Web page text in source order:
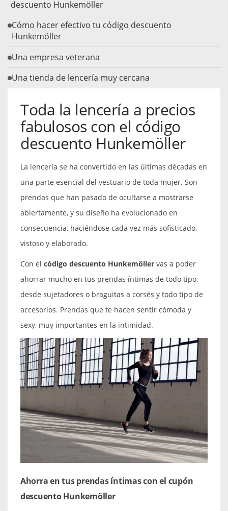
descuento Hunkemöller
Cómo hacer efectivo tu código descuento
Hunkemöller
Una empresa veterana
Una tienda de lencería muy cercana
Toda la lencería a precios
fabulosos con el código
descuento Hunkemöller
La lencería se ha convertido en las últimas décadas en
una parte esencial del vestuario de toda mujer. Son
prendas que han pasado de ocultarse a mostrarse
abiertamente, y su diseño ha evolucionado en
consecuencia, haciéndose cada vez más sofisticado,
vistoso y elaborado.
Con el código descuento Hunkemöller vas a poder
ahorrar mucho en tus prendas íntimas de todo tipo,
desde sujetadores o braguitas a corsés y todo tipo de
accesorios. Prendas que te hacen sentir cómoda y
sexy, muy importantes en la intimidad.
Ahorra en tus prendas íntimas con el cupón
descuento Hunkemöller